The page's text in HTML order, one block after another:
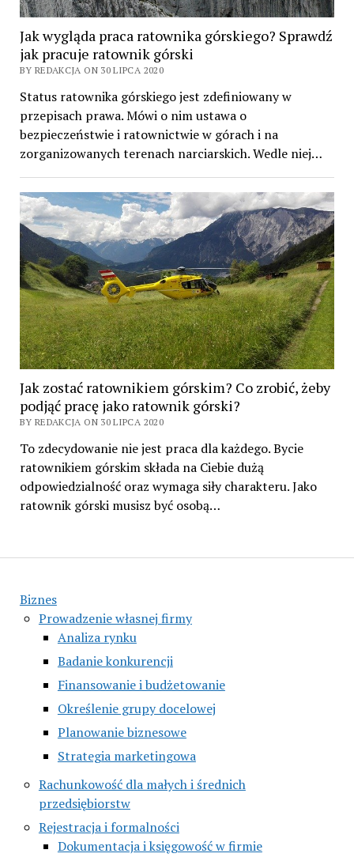
Biznes
Prowadzenie własnej firmy
Analiza rynku
Badanie konkurencji
Finansowanie i budżetowanie
Określenie grupy docelowej
Planowanie biznesowe
Strategia marketingowa
Rachunkowość dla małych i średnich
przedsiębiorstw
Rejestracja i formalności
Dokumentacja i księgowość w firmie
Jak wygląda praca ratownika górskiego? Sprawdź
jak pracuje ratownik górski
BY REDAKCJA ON 30 LIPCA 2020
Status ratownika górskiego jest zdefiniowany w
przepisach prawa. Mówi o nim ustawa o
bezpieczeństwie i ratownictwie w górach i na
zorganizowanych terenach narciarskich. Wedle niej…
Jak zostać ratownikiem górskim? Co zrobić, żeby
podjąć pracę jako ratownik górski?
BY REDAKCJA ON 30 LIPCA 2020
To zdecydowanie nie jest praca dla każdego. Bycie
ratownikiem górskim składa na Ciebie dużą
odpowiedzialność oraz wymaga siły charakteru. Jako
ratownik górski musisz być osobą…